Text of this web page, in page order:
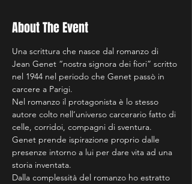
About The Event
Una scrittura che nasce dal romanzo di
Jean Genet “nostra signora dei fiori” scritto
nel 1944 nel periodo che Genet passò in
carcere a Parigi.
Nel romanzo il protagonista è lo stesso
autore colto nell’universo carcerario fatto di
celle, corridoi, compagni di sventura.
Genet prende ispirazione proprio dalle
presenze intorno a lui per dare vita ad una
storia inventata.
Dalla complessità del romanzo ho estratto